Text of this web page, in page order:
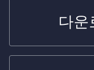
다운